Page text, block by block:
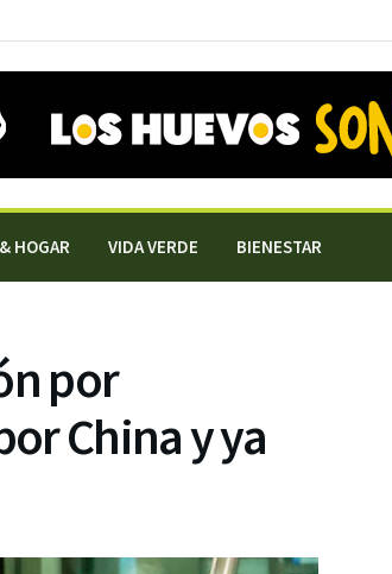
HOGAR VIDA VERDE BIENESTAR
por
China y ya